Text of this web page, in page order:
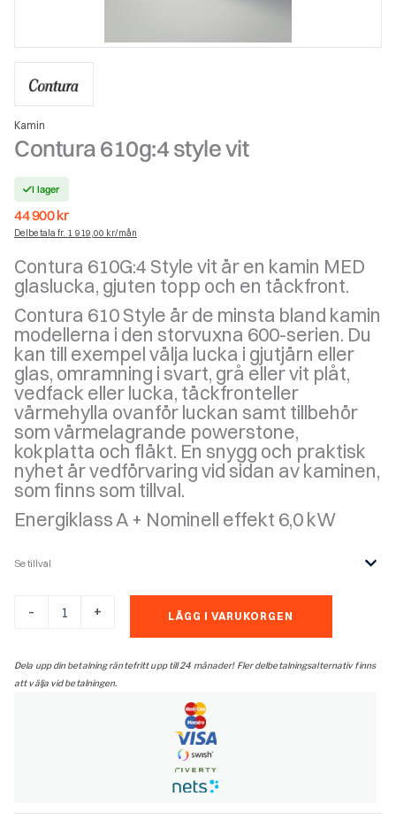
Kamin
Contura 610g:4 style vit
I lager
44 900kr
Delbetala fr. 1 919,00 kr/mån
Contura 610G:4 Style vit är en kamin MED
glaslucka, gjuten topp och en täckfront.
Contura 610 Style är de minsta bland kamin
modellerna i den storvuxna 600-serien. Du
kan till exempel välja lucka i gjutjärn eller
glas, omramning i svart, grå eller vit plåt,
vedfack eller lucka, täckfronteller
värmehylla ovanför luckan samt tillbehör
som värmelagrande powerstone,
kokplatta och fläkt. En snygg och praktisk
nyhet är vedförvaring vid sidan av kaminen,
som finns som tillval.
Energiklass A + Nominell effekt 6,0 kW
Se tillval
-
mängd
+ LÄGG I VARUKORGEN
Dela upp din betalning räntefritt upp till 24 månader! Fler delbetalningsalternativ finns
att välja vid betalningen.